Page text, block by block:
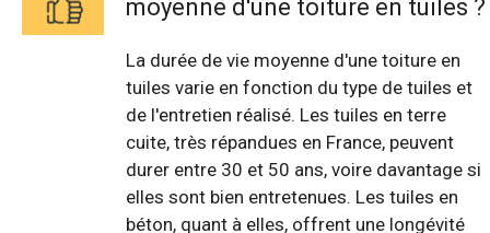
moyenne d'une toiture en tuiles ?
La durée de vie moyenne d'une toiture en
tuiles varie en fonction du type de tuiles et
de l'entretien réalisé. Les tuiles en terre
cuite, très répandues en France, peuvent
durer entre 30 et 50 ans, voire davantage si
elles sont bien entretenues. Les tuiles en
béton, quant à elles, offrent une longévité